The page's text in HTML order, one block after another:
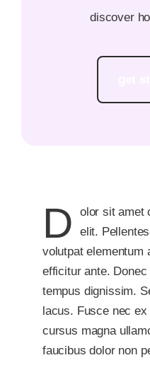
discover
D
olor sit amet
elit.
volutpat elementum
efficitur ante.
tempus dignissim.
lacus. Fusce nec
cursus magna
faucibus dolor non